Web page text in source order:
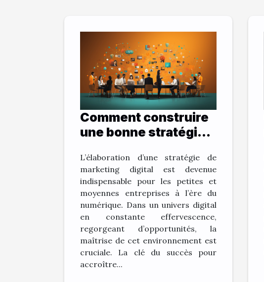
Comment construire
une bonne stratégie
L’élaboration d’une stratégie de
marketing digital est devenue
indispensable pour les petites et
moyennes entreprises à l’ère du
numérique. Dans un univers digital
en constante effervescence,
regorgeant d’opportunités, la
maîtrise de cet environnement est
cruciale. La clé du succès pour
accroître...